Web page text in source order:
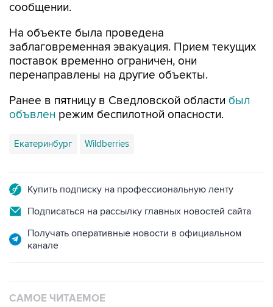
На объекте была проведена
поставок временно ограничен, они
перенаправлены на другие объекты.
Ранее в пятницу в Сведловской области
Екатеринбург Wildberries
Подписаться на рассылку главных новостей сайта
Получать оперативные новости в официальном
Число пострадавших при атаке БПЛА под